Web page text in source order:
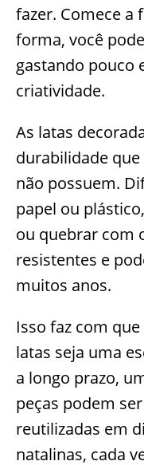
fazer. Comece a
forma, você
gastando pouco
criatividade.
As latas
durabilidade
não possuem.
papel ou
ou quebrar com
resistentes e
muitos anos.
Isso faz com
latas seja uma
a longo prazo,
peças podem
reutilizadas em
natalinas, cada